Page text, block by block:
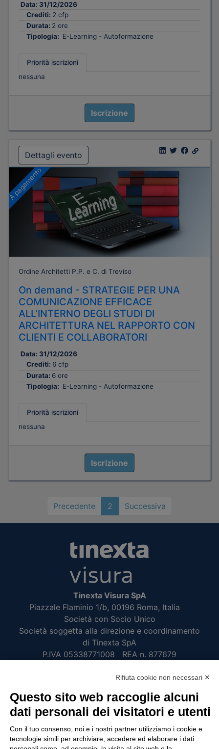
Data: 31/12/2026
Crediti: 2 cfp
Durata: 2 ore
Tipologia: E-Learning - Autoformazione
Priorità iscrizioni
nessuna
Iscrizione
Dettagli evento
A pagamento
Ordine Architetti P.P. e C. di Treviso
On demand - STRATEGIE PER UNA
COMUNICAZIONE EFFICACE
ALL’INTERNO DEGLI STUDI DI
ARCHITETTURA NEL RAPPORTO CON
CLIENTI E COLLABORATORI
Data: 31/12/2026
Crediti: 6 cfp
Durata: 6 ore
Tipologia: E-Learning - Autoformazione
Priorità iscrizioni
nessuna
Iscrizione
Precedente 2 Successiva
Tinexta Visura SpA
Piazzale Flaminio 1/b, 00196 Roma, Italia
Società con Socio Unico
Società soggetta alla direzione e coordinamento
di Tinexta SpA
P.IVA 05338771008 REA n. 877679
Recupero Password
POLICIES AND TERMS
Rifiuta cookie non necessari ✕
Questo sito web raccoglie alcuni
dati personali dei visitatori e utenti
Con il tuo consenso, noi e i nostri partner utilizziamo i cookie e
tecnologie simili per archiviare, accedere ed elaborare i dati